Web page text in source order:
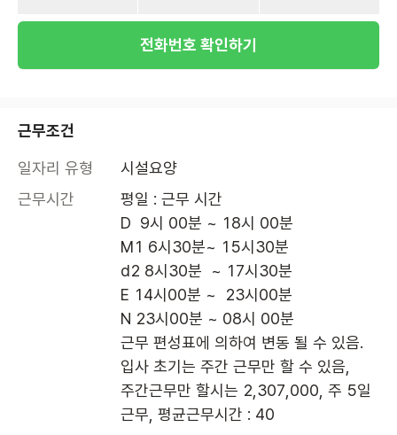
전화번호 확인하기
근무조건
일자리 유형
시설요양
근무시간
평일 : 근무 시간
D  9시 00분 ~ 18시 00분
M1 6시30분~ 15시30분
d2 8시30분  ~ 17시30분
E 14시00분 ~  23시00분
N 23시00분 ~ 08시 00분
근무 편성표에 의하여 변동 될 수 있음.
입사 초기는 주간 근무만 할 수 있음,
주간근무만 할시는 2,307,000, 주 5일
근무, 평균근무시간 : 40